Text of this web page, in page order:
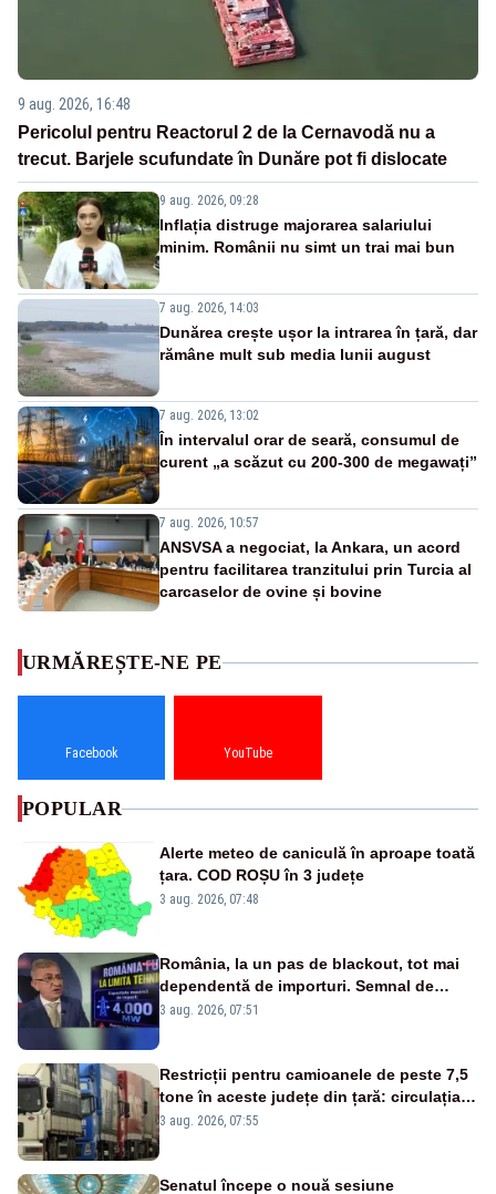
9 aug. 2026, 16:48
Pericolul pentru Reactorul 2 de la Cernavodă nu a
trecut. Barjele scufundate în Dunăre pot fi dislocate
9 aug. 2026, 09:28
Inflația distruge majorarea salariului
minim. Românii nu simt un trai mai bun
7 aug. 2026, 14:03
Dunărea crește ușor la intrarea în țară, dar
rămâne mult sub media lunii august
7 aug. 2026, 13:02
În intervalul orar de seară, consumul de
curent „a scăzut cu 200-300 de megawați”
7 aug. 2026, 10:57
ANSVSA a negociat, la Ankara, un acord
pentru facilitarea tranzitului prin Turcia al
carcaselor de ovine și bovine
URMĂREȘTE-NE PE
Facebook YouTube
POPULAR
Alerte meteo de caniculă în aproape toată
țara. COD ROȘU în 3 județe
3 aug. 2026, 07:48
România, la un pas de blackout, tot mai
dependentă de importuri. Semnal de
alarmă tras de un expert în energie
3 aug. 2026, 07:51
Restricții pentru camioanele de peste 7,5
tone în aceste județe din țară: circulația
este interzisă luni, între orele 12:00 și
3 aug. 2026, 07:55
Senatul începe o nouă sesiune